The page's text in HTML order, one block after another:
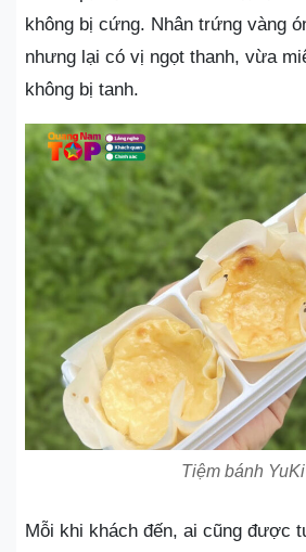
không bị cứng. Nhân trứng vàng
nhưng lại có vị ngọt thanh, vừa
không bị tanh.
Tiệm bánh YuKi
Mỗi khi khách đến, ai cũng được